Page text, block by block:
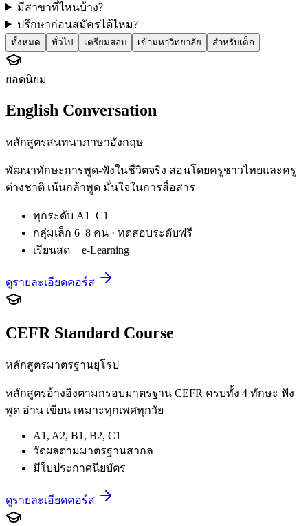
มีสาขาที่ไหนบ้าง?
ปรึกษาก่อนสมัครได้ไหม?
ทั้งหมด ทั่วไป เตรียมสอบ เข้ามหาวิทยาลัย สำหรับเด็ก
ยอดนิยม
English Conversation
หลักสูตรสนทนาภาษาอังกฤษ
พัฒนาทักษะการพูด-ฟังในชีวิตจริง สอนโดยครูชาวไทยและครู
ต่างชาติ เน้นกล้าพูด มั่นใจในการสื่อสาร
ทุกระดับ A1–C1
กลุ่มเล็ก 6–8 คน · ทดสอบระดับฟรี
เรียนสด + e-Learning
ดูรายละเอียดคอร์ส
CEFR Standard Course
หลักสูตรมาตรฐานยุโรป
หลักสูตรอ้างอิงตามกรอบมาตรฐาน CEFR ครบทั้ง 4 ทักษะ ฟัง
พูด อ่าน เขียน เหมาะทุกเพศทุกวัย
A1, A2, B1, B2, C1
วัดผลตามมาตรฐานสากล
มีใบประกาศนียบัตร
ดูรายละเอียดคอร์ส